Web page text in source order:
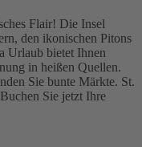
Flair! Die Insel
den ikonischen Pitons
Urlaub bietet Ihnen
in heißen Quellen.
Sie bunte Märkte. St.
Sie jetzt Ihre